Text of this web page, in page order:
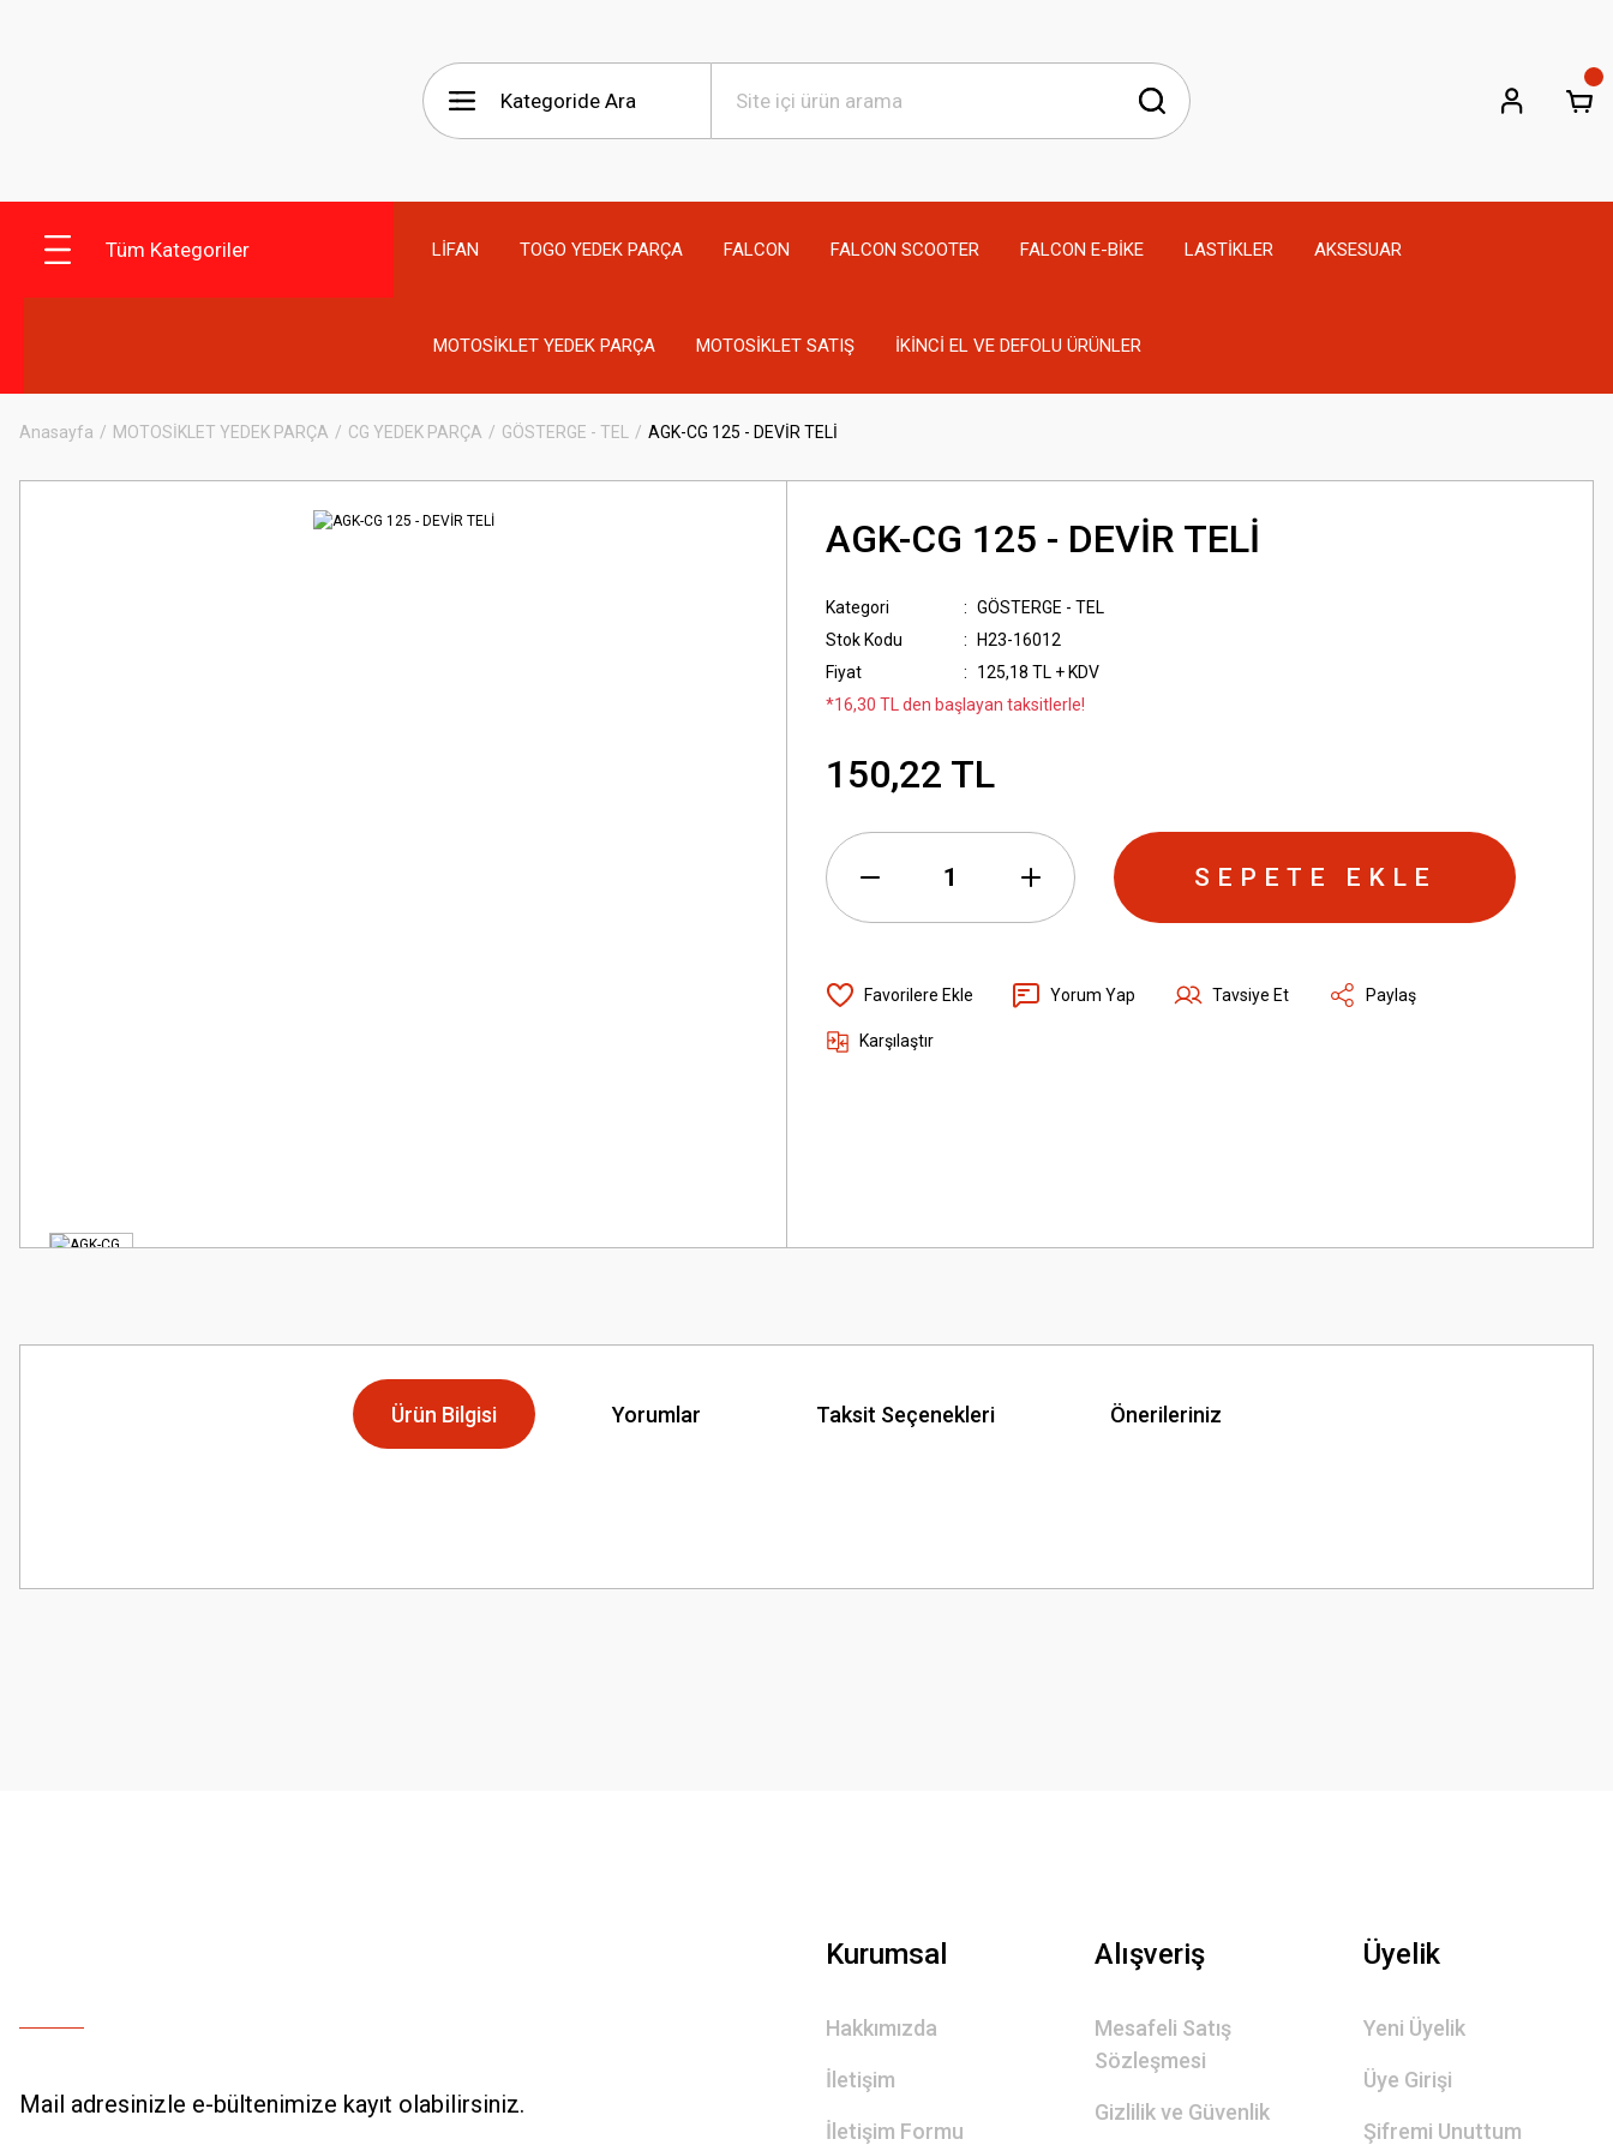
Tüm Kategoriler LİFAN TOGO YEDEK PARÇA FALCON FALCON SCOOTER FALCON E-BİKE LASTİKLER AKSESUAR
MOTOSİKLET YEDEK PARÇA MOTOSİKLET SATIŞ İKİNCİ EL VE DEFOLU ÜRÜNLER
Anasayfa MOTOSİKLET YEDEK PARÇA CG YEDEK PARÇA GÖSTERGE - TEL AGK-CG 125 - DEVİR TELİ
AGK-CG 125 - DEVİR TELİ
Kategori
GÖSTERGE - TEL
Stok Kodu
H23-16012
Fiyat
125,18 TL + KDV
*16,30 TL den başlayan taksitlerle!
150,22 TL
SEPETE EKLE
Yorum Yap Tavsiye Et Paylaş
Karşılaştır
Ürün Bilgisi Yorumlar Taksit Seçenekleri Önerileriniz
Görüş ve önerileriniz için teşekkür ederiz.
Mail adresinizle e-bültenimize kayıt olabilirsiniz.
Kurumsal
Hakkımızda
İletişim
İletişim Formu
Alışveriş
Mesafeli Satış
Sözleşmesi
Gizlilik ve Güvenlik
Üyelik
Yeni Üyelik
Üye Girişi
Şifremi Unuttum